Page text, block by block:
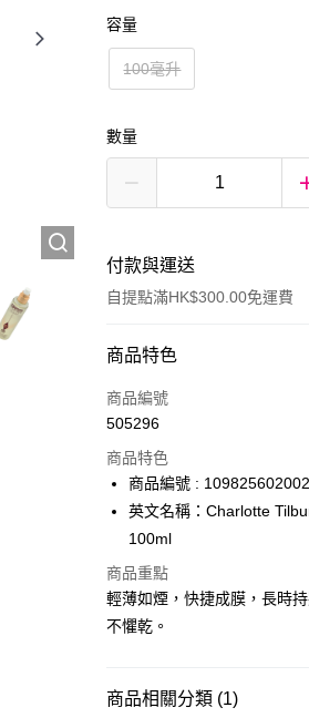
容量
100毫升
數量
付款與運送
自提點滿HK$300.00免運費
付款方式
信用卡
AlipayHK
PayMe
BoC Pay
順豐自助櫃 - 確認發貨後1-3
商品特色
商品編號
505296
商品特色
商品編號 : 109825602002
英文名稱：Charlotte
100ml
商品重點
輕薄如煙，快捷成膜，長時
不懼乾。
商品相關分類 (1)